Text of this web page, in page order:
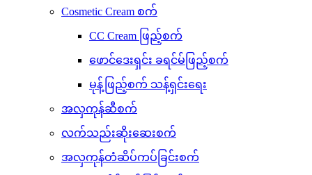
Cosmetic Cream စက်
CC Cream ဖြည့်စက်
ဖောင်ဒေးရှင်း ခရင်မ်ဖြည့်စက်
မုန့်ဖြည့်စက် သန့်ရှင်းရေး
အလှကုန်ဆီစက်
လက်သည်းဆိုးဆေးစက်
အလှကုန်တံဆိပ်ကပ်ခြင်းစက်